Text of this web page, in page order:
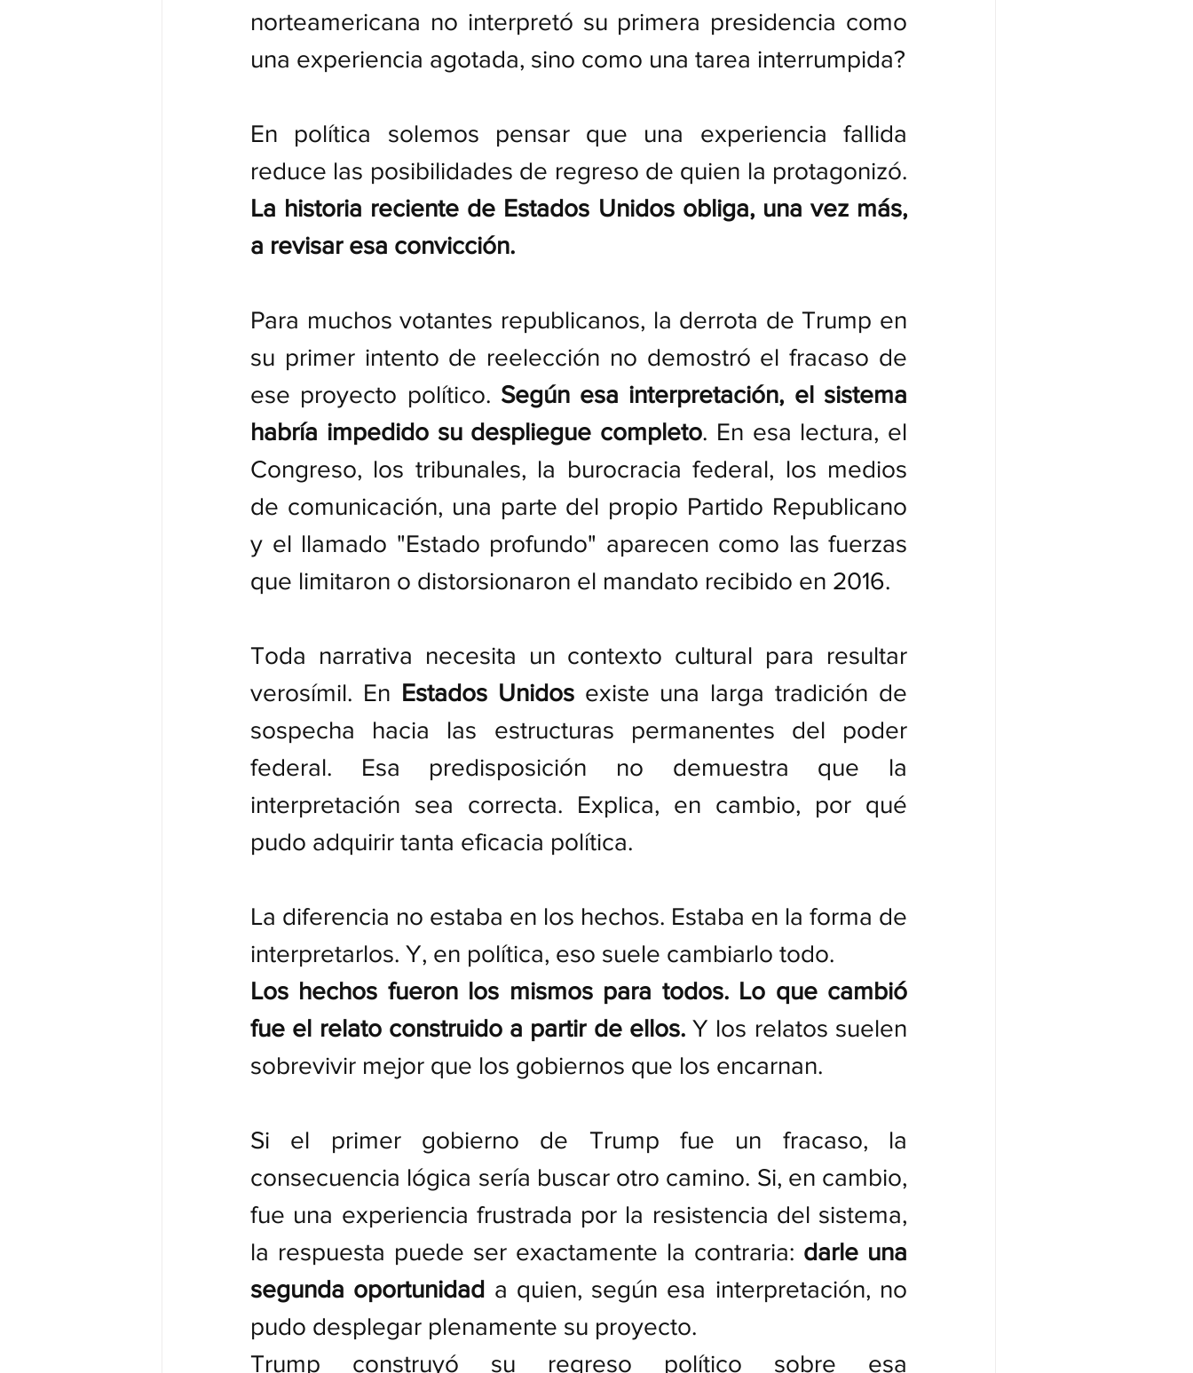
norteamericana no interpretó su primera presidencia como
una experiencia agotada, sino como una tarea interrumpida?
En política solemos pensar que una experiencia fallida
La historia reciente de Estados Unidos obliga, una vez más,
a revisar esa convicción.
Para muchos votantes republicanos, la derrota de Trump en
su primer intento de reelección no demostró el fracaso de
ese proyecto político. Según esa interpretación, el sistema
habría impedido su despliegue completo. En esa lectura, el
Congreso, los tribunales, la burocracia federal, los medios
de comunicación, una parte del propio Partido Republicano
y el llamado "Estado profundo" aparecen como las fuerzas
que limitaron o distorsionaron el mandato recibido en 2016.
Toda narrativa necesita un contexto cultural para resultar
verosímil. En Estados Unidos existe una larga tradición de
sospecha hacia las estructuras permanentes del poder
federal. Esa predisposición no demuestra que la
interpretación sea correcta. Explica, en cambio, por qué
pudo adquirir tanta eficacia política.
La diferencia no estaba en los hechos. Estaba en la forma de
interpretarlos. Y, en política, eso suele cambiarlo todo.
Los hechos fueron los mismos para todos. Lo que cambió
fue el relato construido a partir de ellos. Y los relatos suelen
sobrevivir mejor que los gobiernos que los encarnan.
Si el primer gobierno de Trump fue un fracaso, la
consecuencia lógica sería buscar otro camino. Si, en cambio,
fue una experiencia frustrada por la resistencia del sistema,
la respuesta puede ser exactamente la contraria: darle una
segunda oportunidad a quien, según esa interpretación, no
pudo desplegar plenamente su proyecto.
Trump construyó su regreso político sobre esa